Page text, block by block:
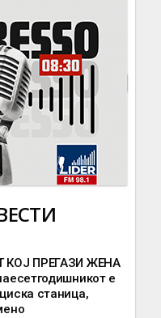
КОЈ ПРЕГАЗИ ЖЕНА
е
станица,